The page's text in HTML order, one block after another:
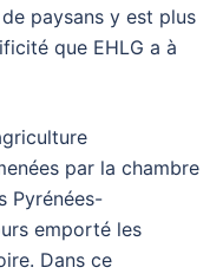
paysans y est plus
que EHLG a à
par la chambre
Pyrénées-
emporté les
Dans ce